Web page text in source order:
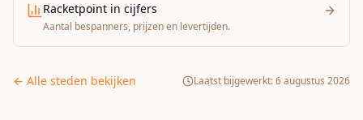
Racketpoint in cijfers
Aantal bespanners, prijzen en levertijden.
← Alle steden bekijken Laatst bijgewerkt:6 augustus 2026